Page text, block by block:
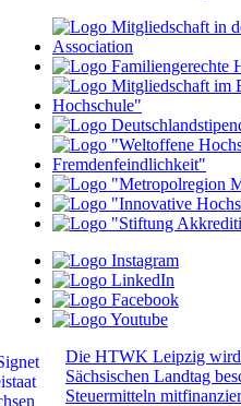
Die HTWK Leipzig wird
Sächsischen Landtag
Steuermitteln